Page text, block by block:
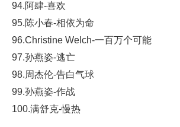
94.阿肆-喜欢
95.陈小春-相依为命
96.Christine Welch-一百万个可能
97.孙燕姿-逃亡
98.周杰伦-告白气球
99.孙燕姿-作战
100.满舒克-慢热